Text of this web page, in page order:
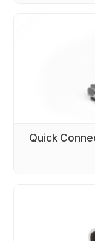
Quick